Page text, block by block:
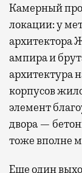
Камерный
локации: у
архитектора
ампира и
архитектура
корпусов
элемент
двора —
тоже вполне
Еще один